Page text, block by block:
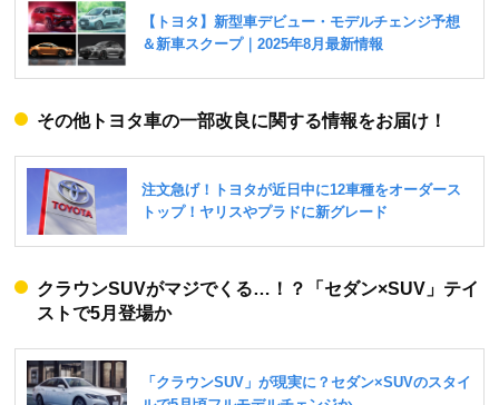
その他トヨタ車の一部改良に関する情報をお届け！
クラウンSUVがマジでくる…！？「セダン×SUV」テイ
ストで5月登場か